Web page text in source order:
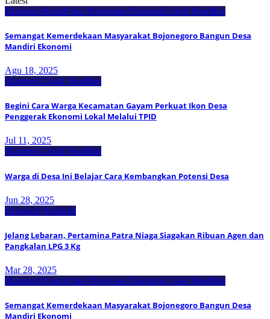
Ekonomi Kreatif dan Pariwisata Ekonomi Lokal Headline
Semangat Kemerdekaan Masyarakat Bojonegoro Bangun Desa
Mandiri Ekonomi
Agu 18, 2025
Ekonomi Lokal Headline
Begini Cara Warga Kecamatan Gayam Perkuat Ikon Desa
Penggerak Ekonomi Lokal Melalui TPID
Jul 11, 2025
Ekonomi Lokal Headline
Warga di Desa Ini Belajar Cara Kembangkan Potensi Desa
Jun 28, 2025
Ekonomi Nasional
Jelang Lebaran, Pertamina Patra Niaga Siagakan Ribuan Agen dan
Pangkalan LPG 3 Kg
Mar 28, 2025
Ekonomi Kreatif dan Pariwisata Ekonomi Lokal Headline
Semangat Kemerdekaan Masyarakat Bojonegoro Bangun Desa
Mandiri Ekonomi